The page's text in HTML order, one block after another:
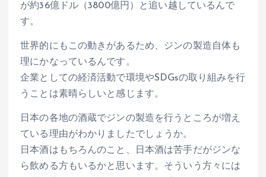
が約36億ドル（3800億円）と追い越しているんで
す。
世界的にもこの動きがあるため、ジンの製造自体も
理にかなっているんです。
企業としての経済活動で環境やSDGsの取り組みを行
うことは素晴らしいと感じます。
日本の各地の酒蔵でジンの製造を行うところが増え
ている理由がわかりましたでしょうか。
日本酒はもちろんのこと、日本酒は苦手だがジンな
ら飲める方もいるかと思います。そういう方々には